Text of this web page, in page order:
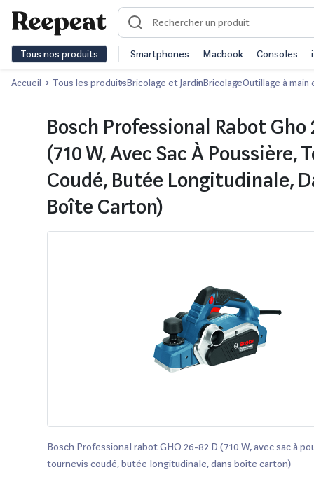
Tous nos produits Smartphones Macbook Consoles
Accueil Tous les produitsBricolage et JardinBricolageOutillage à
Bosch Professional Rabot Gho
(710 W, Avec Sac À Poussière,
Coudé, Butée Longitudinale,
Boîte Carton)
Bosch Professional rabot GHO 26-82 D (710 W, avec sac à
tournevis coudé, butée longitudinale, dans boîte carton)